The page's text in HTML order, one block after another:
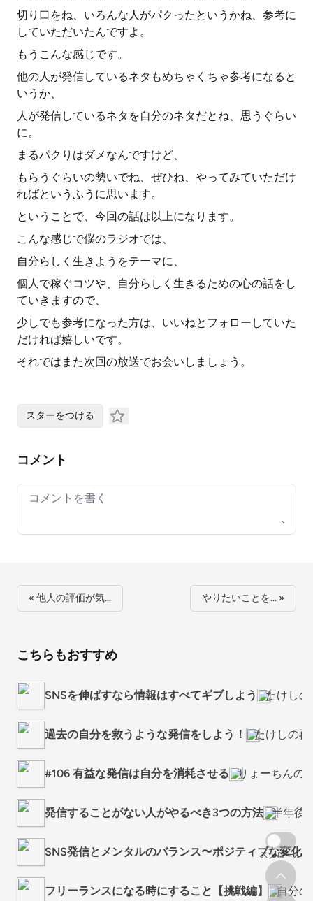
切り口をね、いろんな人がパクったというかね、参考に
していただいたんですよ。
もうこんな感じです。
他の人が発信しているネタもめちゃくちゃ参考になると
いうか、
人が発信しているネタを自分のネタだとね、思うぐらい
に。
まるパクりはダメなんですけど、
もらうぐらいの勢いでね、ぜひね、やってみていただけ
ればというふうに思います。
ということで、今回の話は以上になります。
こんな感じで僕のラジオでは、
自分らしく生きようをテーマに、
個人で稼ぐコツや、自分らしく生きるための心の話をし
ていきますので、
少しでも参考になった方は、いいねとフォローしていた
だければ嬉しいです。
それではまた次回の放送でお会いしましょう。
スターをつける
コメント
Your comment
« 他人の評価が気… やりたいことを… »
こちらもおすすめ
SNSを伸ばすなら情報はすべてギブしよう たけし
過去の自分を救うような発信をしよう！ たけしの
#106 有益な発信は自分を消耗させる りょーちんの
発信することがない人がやるべき3つの方法 半年後
SNS発信とメンタルのバランス〜ポジティブな変化
フリーランスになる時にすること【挑戦編】 自分の
スクロール